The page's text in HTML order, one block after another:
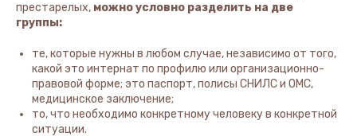
престарелых, можно условно разделить на две
группы:
те, которые нужны в любом случае, независимо от того,
какой это интернат по профилю или организационно-
правовой форме; это паспорт, полисы СНИЛС и ОМС,
медицинское заключение;
то, что необходимо конкретному человеку в конкретной
ситуации.